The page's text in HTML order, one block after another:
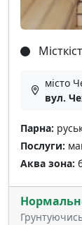
місто
вул.
Парна:
Послуги:
Аква зона: